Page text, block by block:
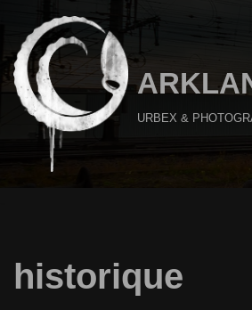
Aller
au
contenu
URBEX &
historique